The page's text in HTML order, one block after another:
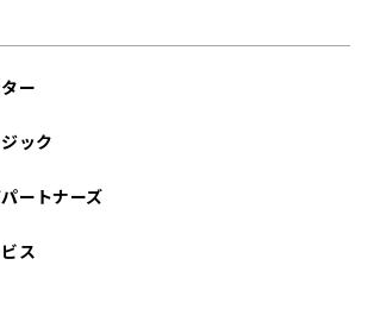
年10月
ー
ック
ートナーズ
ス